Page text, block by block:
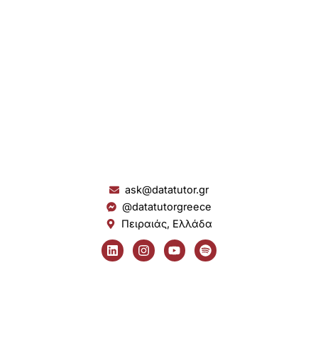
ask@datatutor.gr
@datatutorgreece
Πειραιάς, Ελλάδα
L
i
n
I
n
s
Y
o
u
S
p
o